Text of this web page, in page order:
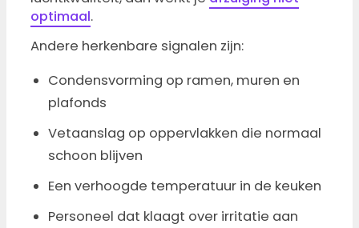
optimaal.
Andere herkenbare signalen zijn:
Condensvorming op ramen, muren en
plafonds
Vetaanslag op oppervlakken die normaal
schoon blijven
Een verhoogde temperatuur in de keuken
Personeel dat klaagt over irritatie aan